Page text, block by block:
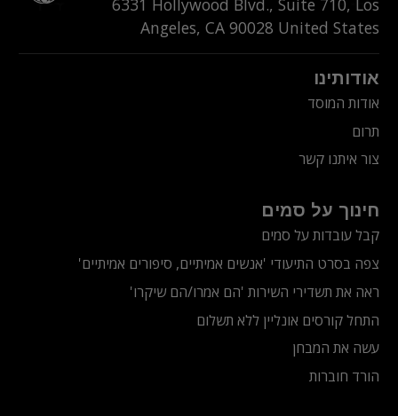
Angeles, CA 90028 United States
אודותינו
אודות המוסד
תרום
צור איתנו קשר
חינוך על סמים
קבל עובדות על סמים
צפה בסרט התיעודי 'אנשים אמיתיים, סיפורים אמיתיים'
ראה את תשדירי השירות 'הם אמרו/הם שיקרו'
התחל קורסים אונליין ללא תשלום
עשה את המבחן
הורד חוברות